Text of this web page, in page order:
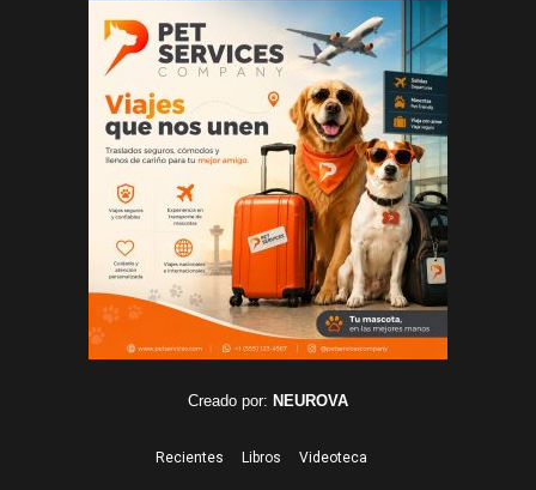
Creado por: NEUROVA
Recientes Libros Videoteca